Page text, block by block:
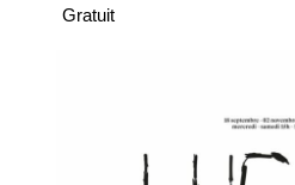
Gratuit